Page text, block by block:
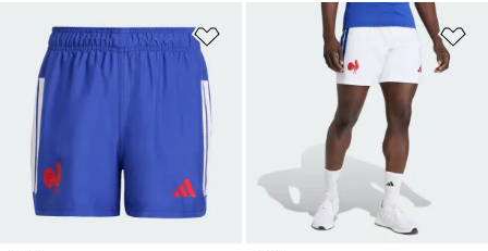
Zur Wunschliste hinzufügen